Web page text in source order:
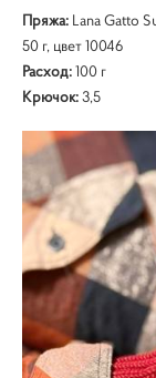
Пряжа: Lana Gatto
50 г, цвет 10046
Расход:100 г
Крючок:3,5